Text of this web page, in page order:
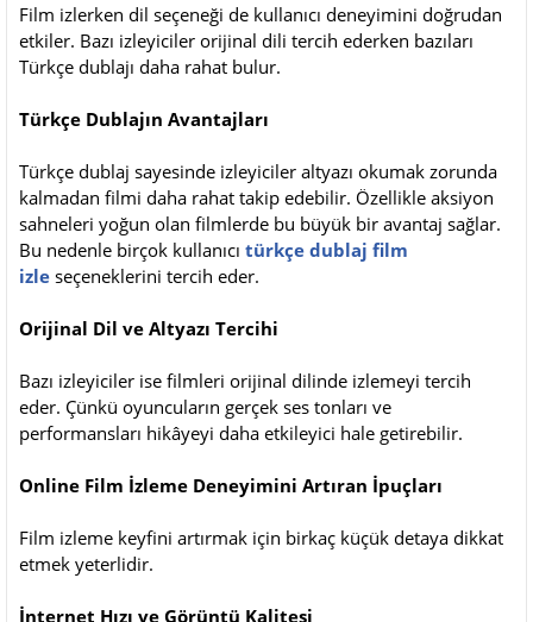
Film izlerken dil seçeneği de kullanıcı deneyimini doğrudan
etkiler. Bazı izleyiciler orijinal dili tercih ederken bazıları
Türkçe dublajı daha rahat bulur.
Türkçe Dublajın Avantajları
Türkçe dublaj sayesinde izleyiciler altyazı okumak zorunda
kalmadan filmi daha rahat takip edebilir. Özellikle aksiyon
sahneleri yoğun olan filmlerde bu büyük bir avantaj sağlar.
Bu nedenle birçok kullanıcı türkçe dublaj film
izle seçeneklerini tercih eder.
Orijinal Dil ve Altyazı Tercihi
Bazı izleyiciler ise filmleri orijinal dilinde izlemeyi tercih
eder. Çünkü oyuncuların gerçek ses tonları ve
performansları hikâyeyi daha etkileyici hale getirebilir.
Online Film İzleme Deneyimini Artıran İpuçları
Film izleme keyfini artırmak için birkaç küçük detaya dikkat
etmek yeterlidir.
İnternet Hızı ve Görüntü Kalitesi